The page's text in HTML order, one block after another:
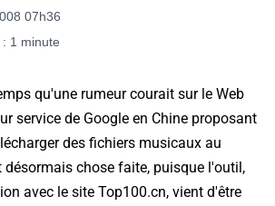
07h36
1 minute
qu'une rumeur courait sur le Web
service de Google en Chine proposant
des fichiers musicaux au
désormais chose faite, puisque l'outil,
avec le site Top100.cn, vient d'être